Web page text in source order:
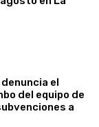
denuncia el
del equipo de
a